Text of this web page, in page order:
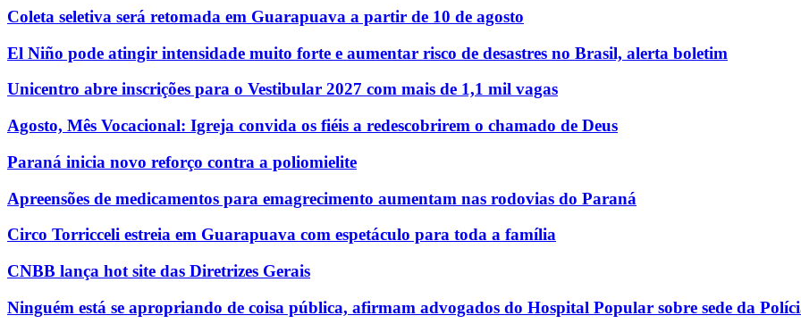
Coleta seletiva será retomada em Guarapuava a partir de 10 de agosto
El Niño pode atingir intensidade muito forte e aumentar risco de desastres no Brasil, alerta boletim
Unicentro abre inscrições para o Vestibular 2027 com mais de 1,1 mil vagas
Agosto, Mês Vocacional: Igreja convida os fiéis a redescobrirem o chamado de Deus
Paraná inicia novo reforço contra a poliomielite
Apreensões de medicamentos para emagrecimento aumentam nas rodovias do Paraná
Circo Torricceli estreia em Guarapuava com espetáculo para toda a família
CNBB lança hot site das Diretrizes Gerais
Ninguém está se apropriando de coisa pública, afirmam advogados do Hospital Popular sobre sede da